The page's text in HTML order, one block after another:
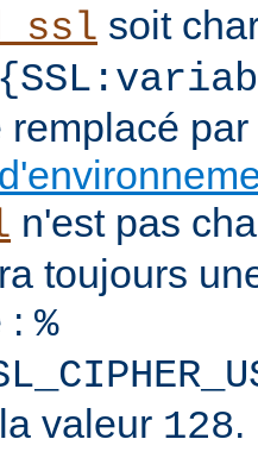
soit
remplacé
n'est pas
toujours
: %
valeur 128.